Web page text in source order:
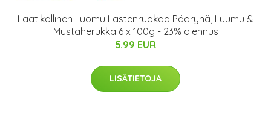
Laatikollinen Luomu Lastenruokaa Päärynä, Luumu &
Mustaherukka 6 x 100g - 23% alennus
5.99 EUR
LISÄTIETOJA